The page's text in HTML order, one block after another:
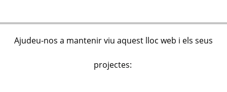
Ajudeu-nos a mantenir viu aquest lloc web i els seus
projectes: